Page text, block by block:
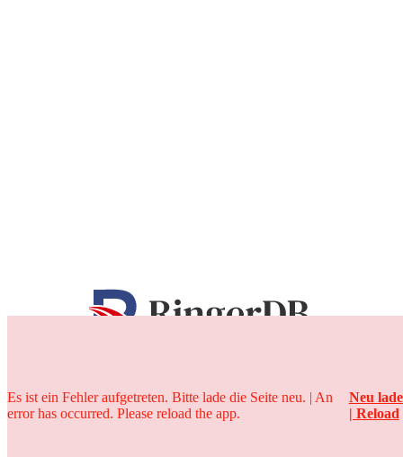
25 Jahre
Es ist ein Fehler aufgetreten. Bitte lade die Seite neu. | An
error has occurred. Please reload the app.
Neu
| Reload